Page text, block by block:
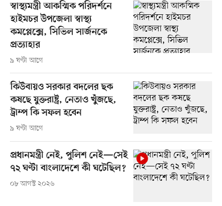
স্বাস্থ্যমন্ত্রী আকস্মিক পরিদর্শনে
হাইমচর উপজেলা স্বাস্থ্য
কমপ্লেক্সে, সিভিল সার্জনকে
প্রত্যাহার
৯ ঘণ্টা আগে
কিউবায়ও সরকার বদলের ছক
কষছে যুক্তরাষ্ট্র, নেতাও খুঁজছে,
ট্রাম্প কি সফল হবেন
৯ ঘণ্টা আগে
প্রধানমন্ত্রী নেই, পুলিশ নেই—সেই
৭২ ঘণ্টা বাংলাদেশে কী ঘটেছিল?
০৮ আগস্ট ২০২৬